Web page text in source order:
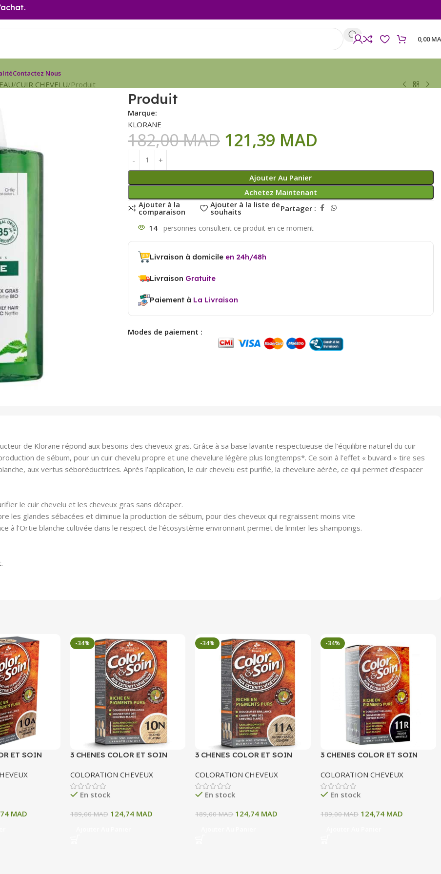
0,00
Contactez Nous
CUIR CHEVELU Produit
Produit
Marque:
KLORANE
182,00MAD 121,39 MAD
Ajouter Au Panier
Achetez Maintenant
Ajouter à la
comparaison
Ajouter à la liste de
souhaits
Partager :
14
Livraison à domicile en 24h/48h
Livraison Gratuite
Paiement à La Livraison
Modes de paiement :
de Klorane répond aux besoins des cheveux gras. Grâce à sa base lavante respectueuse de l’équilibre naturel du cuir
de sébum, pour un cuir chevelu propre et une chevelure légère plus longtemps*. Ce soin à l’effet « buvard » tire ses
aux vertus séboréductrices. Après l’application, le cuir chevelu est purifié, la chevelure aérée, ce qui permet d’espacer
le cuir chevelu et les cheveux gras sans décaper.
les glandes sébacées et diminue la production de sébum, pour des cheveux qui regraissent moins vite
à l’Ortie blanche cultivée dans le respect de l’écosystème environnant permet de limiter les shampoings.
ET SOIN
135 ML
MAD
-34%
3 CHENES COLOR ET SOIN
N BLOND PATINE 135 ML
COLORATION CHEVEUX
En stock
189,00MAD 124,74 MAD
-34%
3 CHENES COLOR ET SOIN
11A BLOND SABLE CENDRE 135
ML
COLORATION CHEVEUX
En stock
189,00MAD 124,74 MAD
-34%
3 CHENES COLOR ET SOIN
11R ROUGE MYRTILLE 135 ML
COLORATION CHEVEUX
En stock
189,00MAD 124,74 MAD